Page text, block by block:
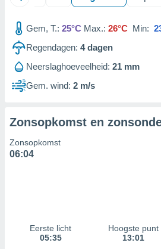
Gem, T.: 25°C Max.: 26°C Min:
Regendagen: 4dagen
Neerslaghoeveelheid: 21 mm
Gem. wind: 2 m/s
Zonsopkomst en
Zonsopkomst
06:04
Eerste licht
05:35
Hoogste punt
13:01